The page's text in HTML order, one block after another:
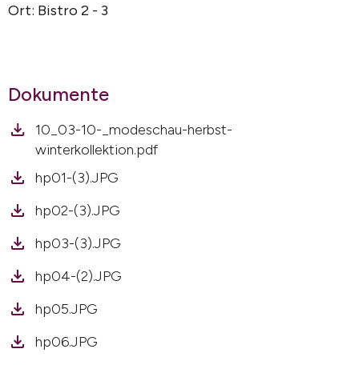
Ort: Bistro 2 - 3
Dokumente
10_03-10-_modeschau-herbst-
winterkollektion.pdf
hp01-(3).JPG
hp02-(3).JPG
hp03-(3).JPG
hp04-(2).JPG
hp05.JPG
hp06.JPG